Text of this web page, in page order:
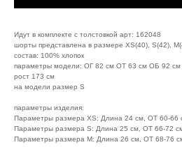
Идут в комплекте с толстовкой арт: 162048
шорты представлена в размере XS(40), S(42),
состав: 100% хлопок
параметры модели: ОГ 82 см ОТ 63 см ОБ 92 см
рост 173 см
на модели размер S
параметры изделия:
Параметры размера XS: Длина 24 см, ОТ 60-66
Параметры размера S: Длина 25 см, ОТ 66-72
Параметры размера M: Длина 26 см, ОТ 68-76